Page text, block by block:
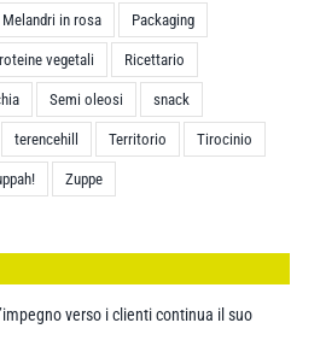
Melandri in rosa Packaging
vegetali Ricettario
Semi oleosi snack
terencehill Territorio Tirocinio
Zuppe
verso i clienti continua il suo